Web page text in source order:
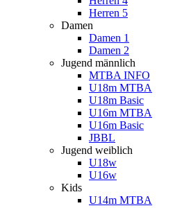
Herren 5
Damen
Damen 1
Damen 2
Jugend männlich
MTBA INFO
U18m MTBA
U18m Basic
U16m MTBA
U16m Basic
JBBL
Jugend weiblich
U18w
U16w
Kids
U14m MTBA